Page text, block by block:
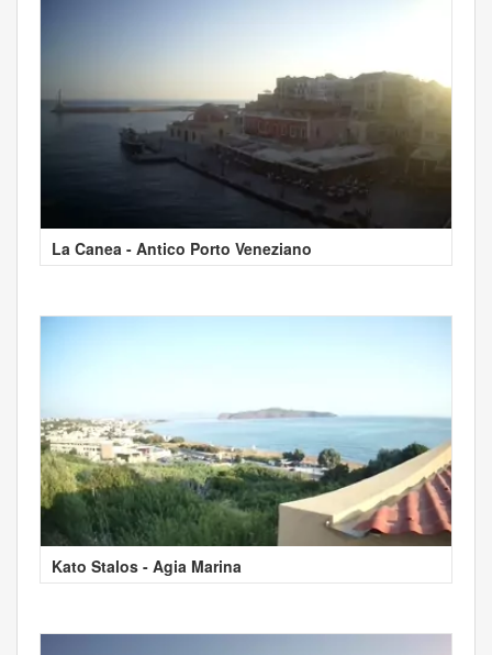
La Canea - Antico Porto Veneziano
Kato Stalos - Agia Marina